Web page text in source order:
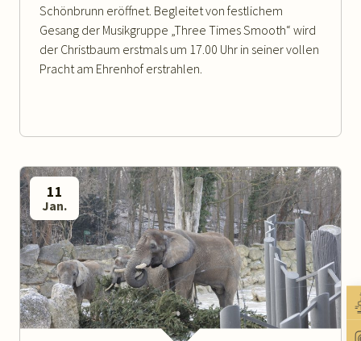
Schönbrunn eröffnet. Begleitet von festlichem
Gesang der Musikgruppe „Three Times Smooth“ wird
der Christbaum erstmals um 17.00 Uhr in seiner vollen
Pracht am Ehrenhof erstrahlen.
WEITERLESEN
11
Jan.